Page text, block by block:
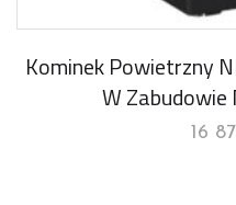
Kominek Powietrzny
W Zabudowie
16